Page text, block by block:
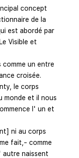
concept
de la
est abordé par
Visible et
comme un entre
croisée.
le corps
monde et il nous
l' un et
ni au corps
fait,- comme
autre naissent